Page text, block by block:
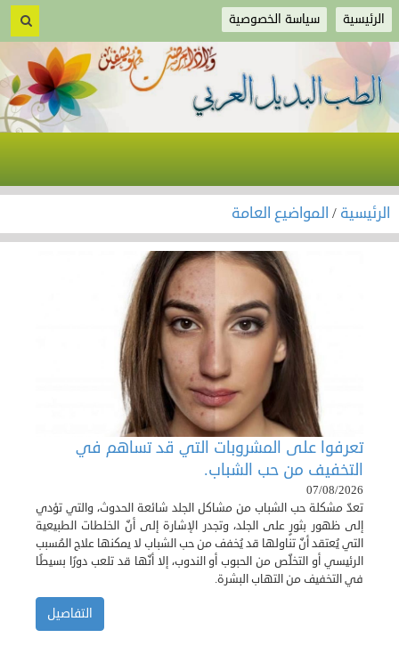
الرئيسية سياسة الخصوصية
الرئيسية / المواضيع العامة
تعرفوا على المشروبات التي قد تساهم في
التخفيف من حب الشباب.
07/08/2026
تعدّ مشكلة حب الشباب من مشاكل الجلد شائعة الحدوث، والتي تؤدي
إلى ظهور بثورٍ على الجلد، وتجدر الإشارة إلى أنّ الخلطات الطبيعية
التي يُعتقد أنّ تناولها قد يُخفف من حب الشباب لا يمكنها علاج المُسبب
الرئيسي أو التخلّص من الحبوب أو الندوب، إلا أنّها قد تلعب دورًا بسيطًا
في التخفيف من التهاب البشرة.
التفاصيل